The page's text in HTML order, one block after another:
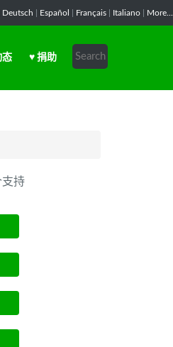
Deutsch Español Français Italiano More...
态 ♥ 捐助
持